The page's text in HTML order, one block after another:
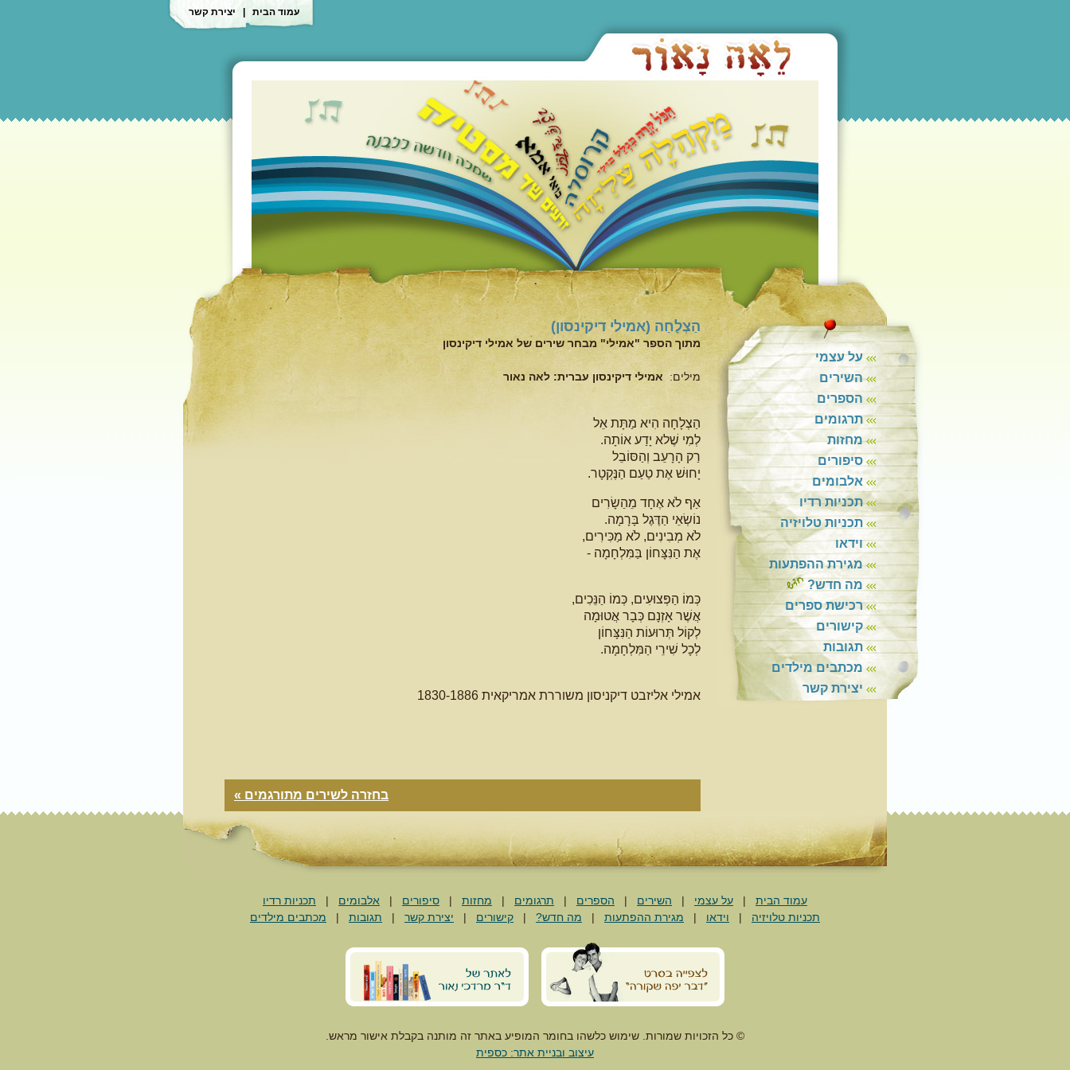
עמוד הבית יצירת קשר
על עצמי
השירים
הספרים
תרגומים
מחזות
סיפורים
אלבומים
תכניות רדיו
תכניות טלויזיה
וידאו
מגירת ההפתעות
מה חדש?
רכישת ספרים
קישורים
תגובות
מכתבים מילדים
יצירת קשר
הַצְלָחַה (אמילי דיקינסון)
מתוך הספר "אמילי" מבחר שירים של אמילי דיקינסון
מילים: אמילי דיקינסון עברית: לאה נאור
הַצְלָחָה הִיא מַתָּת אֵל
לְמִי שֶׁלא יָדַע אוֹתָה.
רַק הָרָעֵב וְהַסּוֹבֵל
יָחוּשׁ אֶת טַעַם הַנֶּקְטָר.
אַף לֹא אֶחָד מֵהַשָׂרִים
נוֹשְׂאֵי הַדֶּגֶל בָּרָמָה.
לֹא מְבִינִים, לֹא מַכִּירִים,
אֶת הַנִּצָּחוֹן בַּמִּלְחָמָה -
כְּמוֹ הַפְּצוּעִים, כְּמוֹ הַנֵּכִים,
אֲשֶׁר אָזְנָם כְּבָר אֲטוּמָה
לְקוֹל תְּרוּעוֹת הַנִּצָּחוֹן
לְכָל שִׁירֵי הַמִּלְחָמָה.
אמילי אליזבט דיקניסון משוררת אמריקאית 1830-1886
בחזרה לשירים מתורגמים »
עמוד הבית | על עצמי | השירים | הספרים | תרגומים | מחזות | סיפורים | אלבומים | תכניות רדיו
תכניות טלויזיה | וידאו | מגירת ההפתעות | מה חדש? | קישורים | יצירת קשר | תגובות | מכתבים מילדים
© כל הזכויות שמורות. שימוש כלשהו בחומר המופיע באתר זה מותנה בקבלת אישור מראש.
עיצוב ובניית אתר: כספית